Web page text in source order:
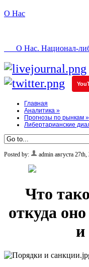
О Нас
О Нас. Национал-
Главная
Аналитика »
Прогнозы по рынкам »
Либертарианские
Posted by: admin августа 27th,
Что
откуда
и